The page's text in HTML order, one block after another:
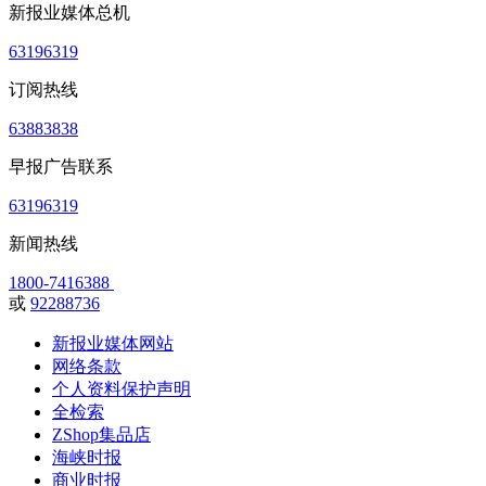
新报业媒体总机
63196319
订阅热线
63883838
早报广告联系
63196319
新闻热线
1800-7416388
或 92288736
新报业媒体网站
网络条款
个人资料保护声明
全检索
ZShop集品店
海峡时报
商业时报